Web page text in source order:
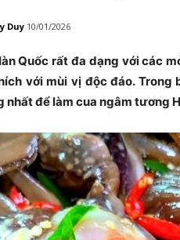
Duy 10/01/2026
Quốc rất đa dạng với các
với mùi vị độc đáo. Trong
nhất để làm cua ngâm tương